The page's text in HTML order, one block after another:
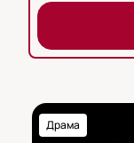
Драма